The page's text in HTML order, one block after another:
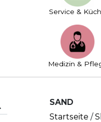
Service &
Medizin &
SAND
Startseite /